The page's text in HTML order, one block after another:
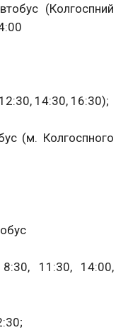
(Колгоспний
14:30, 16:30);
(м. Колгоспного
11:30, 14:00,